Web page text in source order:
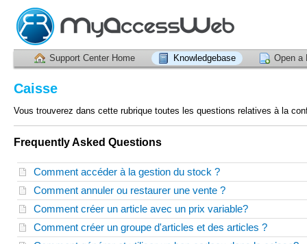
Support Center Home Knowledgebase Open a
Caisse
Vous trouverez dans cette rubrique toutes les questions relatives à la
Frequently Asked Questions
Comment accéder à la gestion du stock ?
Comment annuler ou restaurer une vente ?
Comment créer un article avec un prix variable?
Comment créer un groupe d'articles et des articles ?